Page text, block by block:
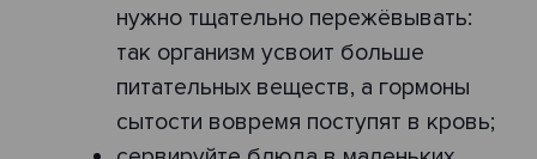
нужно тщательно пережёвывать:
так организм усвоит больше
питательных веществ, а гормоны
сытости вовремя поступят в кровь;